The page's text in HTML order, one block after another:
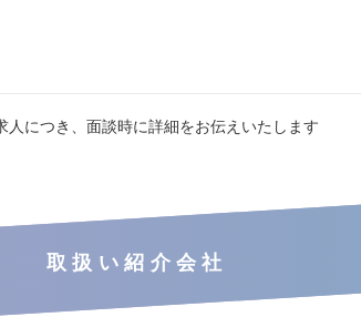
人につき、面談時に詳細をお伝えいたします
取扱い紹介会社